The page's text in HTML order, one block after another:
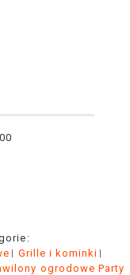
Grille i kominki
ogrodowe Party